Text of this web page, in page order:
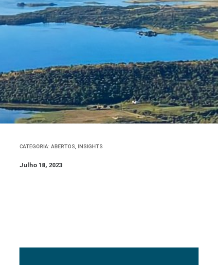
CATEGORIA:ABERTOS, INSIGHTS
Julho 18, 2023